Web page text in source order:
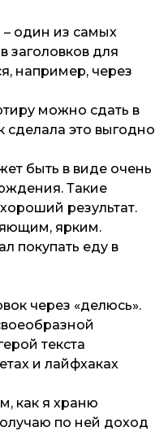
– один из самых
заголовков для
например, через
можно сдать в
сделала это выгодно
быть в виде очень
Такие
результат.
ярким.
покупать еду в
через «делюсь».
текста
и лайфхаках
как я храню
по ней доход